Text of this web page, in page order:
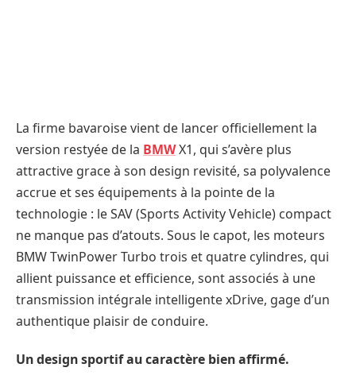
La firme bavaroise vient de lancer officiellement la
version restyée de la BMWX1, qui s’avère plus
attractive grace à son design revisité, sa polyvalence
accrue et ses équipements à la pointe de la
technologie : le SAV (Sports Activity Vehicle) compact
ne manque pas d’atouts. Sous le capot, les moteurs
BMW TwinPower Turbo trois et quatre cylindres, qui
allient puissance et efficience, sont associés à une
transmission intégrale intelligente xDrive, gage d’un
authentique plaisir de conduire.
Un design sportif au caractère bien affirmé.